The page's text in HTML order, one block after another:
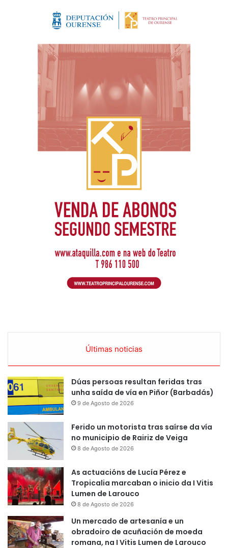
Últimas noticias
Dúas persoas resultan feridas tras
unha saída de vía en Piñor (Barbadás)
9 de Agosto de 2026
Ferido un motorista tras saírse da vía
no municipio de Rairiz de Veiga
8 de Agosto de 2026
As actuacións de Lucía Pérez e
Tropicalia marcaban o inicio da I Vitis
Lumen de Larouco
8 de Agosto de 2026
Un mercado de artesanía e un
obradoiro de acuñación de moeda
romana, na I Vitis Lumen de Larouco